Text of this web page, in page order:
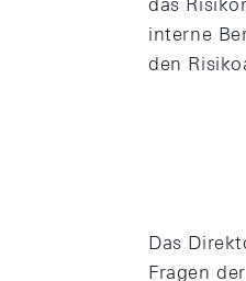
das
interne
den
Das
Fragen